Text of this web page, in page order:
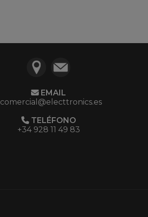
EMAIL
comercial@electtronics.es
TELÉFONO
+34 928 11 49 83